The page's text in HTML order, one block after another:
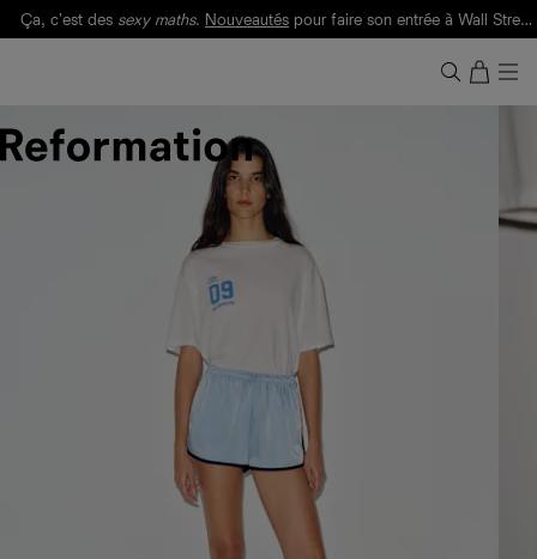
Ça, c'est des sexy maths. Nouveautés pour faire son entrée à Wall Street.